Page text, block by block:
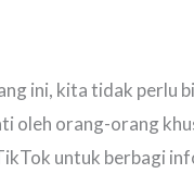
ini, kita tidak perlu
oleh orang-orang
untuk berbagi